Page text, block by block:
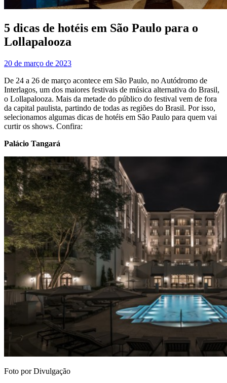
5 dicas de hotéis em São Paulo para o
Lollapalooza
20 de março de 2023
De 24 a 26 de março acontece em São Paulo, no Autódromo de
Interlagos, um dos maiores festivais de música alternativa do Brasil,
o Lollapalooza. Mais da metade do público do festival vem de fora
da capital paulista, partindo de todas as regiões do Brasil. Por isso,
selecionamos algumas dicas de hotéis em São Paulo para quem vai
curtir os shows. Confira:
Palácio Tangará
Foto por Divulgação